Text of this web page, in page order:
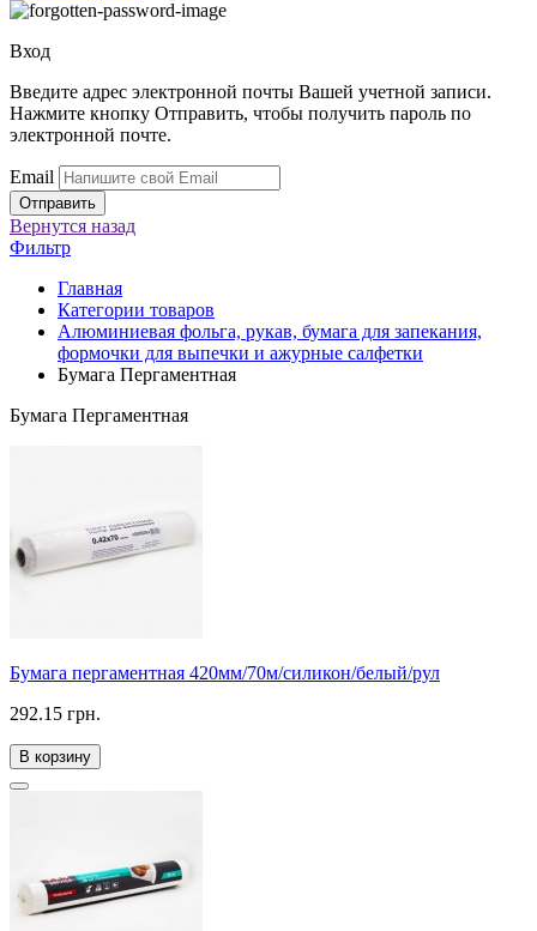
Вход
Введите адрес электронной почты Вашей учетной записи.
Нажмите кнопку Отправить, чтобы получить пароль по
электронной почте.
Email
Вернутся назад
Фильтр
Главная
Категории товаров
Алюминиевая фольга, рукав, бумага для запекания,
формочки для выпечки и ажурные салфетки
Бумага Пергаментная
Бумага Пергаментная
Бумага пергаментная 420мм/70м/силикон/белый/рул
292.15 грн.
В корзину